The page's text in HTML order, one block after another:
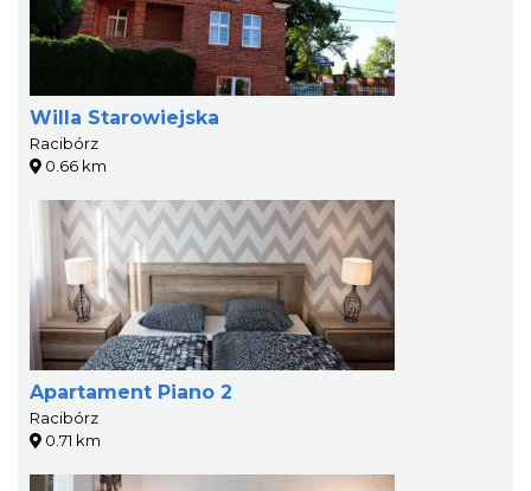
Willa Starowiejska
Racibórz
0.66 km
Apartament Piano 2
Racibórz
0.71 km